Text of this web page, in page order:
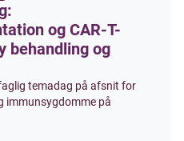
og CAR-T-
behandling og
temadag på afsnit for
immunsygdomme på